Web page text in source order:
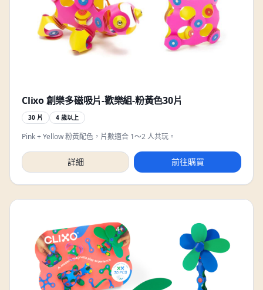
Clixo 創樂多磁吸片-歡樂組-粉黃色30片
30 片 4 歲以上
Pink + Yellow 粉黃配色，片數適合 1～2 人共玩。
詳細 前往購買